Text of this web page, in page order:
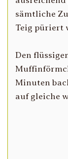
sämtliche
Teig püriert
Den
Minuten
auf gleiche